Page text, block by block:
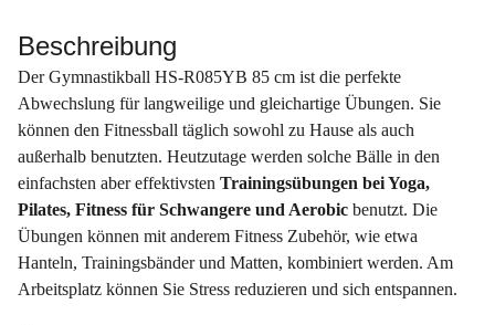
Beschreibung
Der Gymnastikball HS-R085YB 85 cm ist die perfekte
Abwechslung für langweilige und gleichartige Übungen. Sie
können den Fitnessball täglich sowohl zu Hause als auch
außerhalb benutzten. Heutzutage werden solche Bälle in den
einfachsten aber effektivsten Trainingsübungen bei Yoga,
Pilates, Fitness für Schwangere und Aerobic benutzt. Die
Übungen können mit anderem Fitness Zubehör, wie etwa
Hanteln, Trainingsbänder und Matten, kombiniert werden. Am
Arbeitsplatz können Sie Stress reduzieren und sich entspannen.